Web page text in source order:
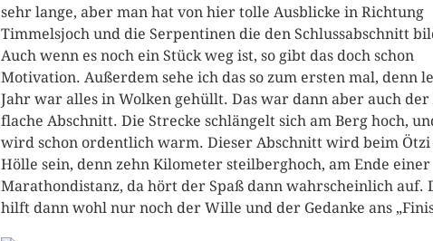
sehr lange, aber man hat von hier tolle Ausblicke in Richtung
Timmelsjoch und die Serpentinen die den Schlussabschnitt
Auch wenn es noch ein Stück weg ist, so gibt das doch schon
Motivation. Außerdem sehe ich das so zum ersten mal, denn
Jahr war alles in Wolken gehüllt. Das war dann aber auch der
flache Abschnitt. Die Strecke schlängelt sich am Berg hoch,
wird schon ordentlich warm. Dieser Abschnitt wird beim Ötzi
Hölle sein, denn zehn Kilometer steilberghoch, am Ende einer
Marathondistanz, da hört der Spaß dann wahrscheinlich auf.
hilft dann wohl nur noch der Wille und der Gedanke ans